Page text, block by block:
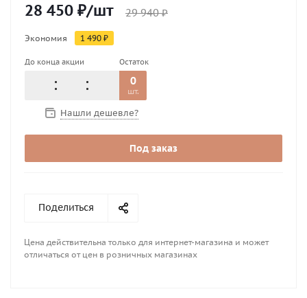
28 450 ₽/шт 29 940₽
Экономия 1 490 ₽
До конца акции Остаток
0
шт.
Нашли дешевле?
Под заказ
Поделиться
Цена действительна только для интернет-магазина и может
отличаться от цен в розничных магазинах